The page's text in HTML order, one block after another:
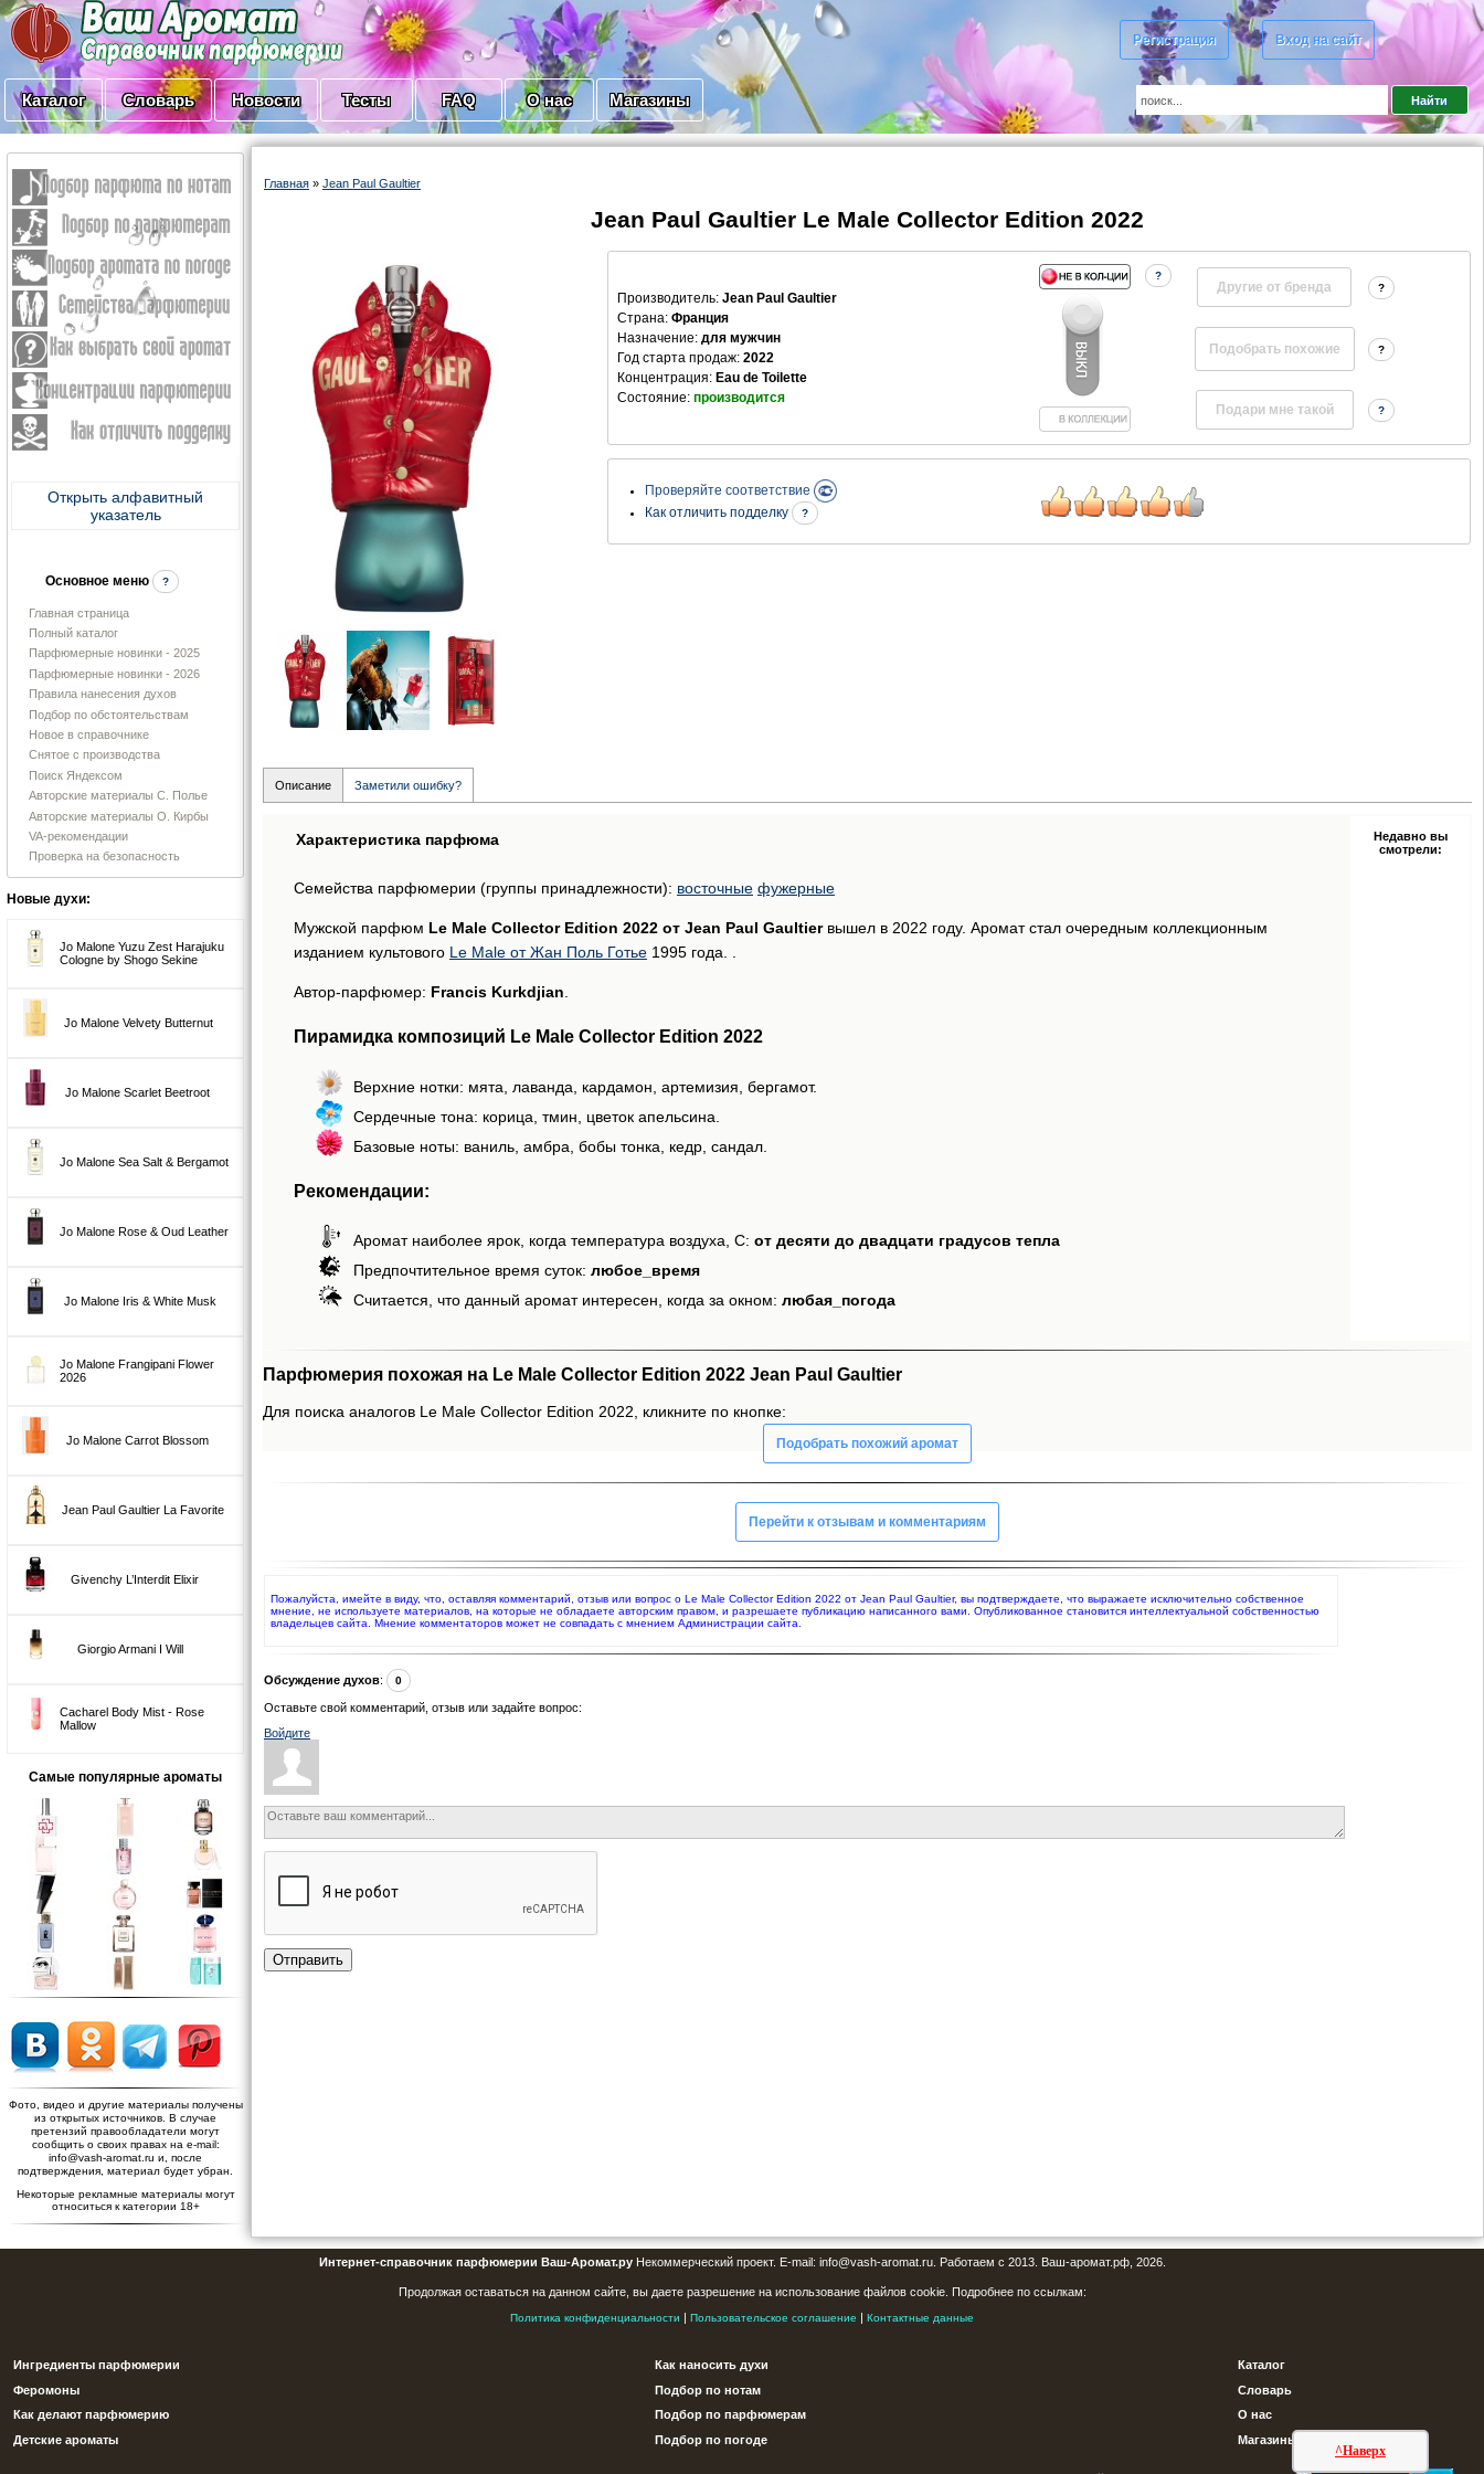
Регистрация Вход на сайт
Каталог Словарь Новости Тесты FAQ О нас Магазины
Открыть алфавитный
указатель
Основное меню ?
Главная страница
Полный каталог
Парфюмерные новинки - 2025
Парфюмерные новинки - 2026
Правила нанесения духов
Подбор по обстоятельствам
Новое в справочнике
Снятое с производства
Поиск Яндексом
Авторские материалы С. Полье
Авторские материалы О. Кирбы
VA-рекомендации
Проверка на безопасность
Новые духи:
Jo Malone Yuzu Zest Harajuku
Cologne by Shogo Sekine
Jo Malone Velvety Butternut
Jo Malone Scarlet Beetroot
Jo Malone Sea Salt & Bergamot
Jo Malone Rose & Oud Leather
Jo Malone Iris & White Musk
Jo Malone Frangipani Flower
2026
Jo Malone Carrot Blossom
Jean Paul Gaultier La Favorite
Givenchy L’Interdit Elixir
Giorgio Armani I Will
Cacharel Body Mist - Rose
Mallow
Самые популярные ароматы
Фото, видео и другие материалы получены
из открытых источников. В случае
претензий правообладатели могут
сообщить о своих правах на e-mail:
info@vash-aromat.ru и, после
подтверждения, материал будет убран.
Некоторые рекламные материалы могут
относиться к категории 18+
Главная » Jean Paul Gaultier
Jean Paul Gaultier Le Male Collector Edition 2022
Производитель: Jean Paul Gaultier
Страна: Франция
Назначение: для мужчин
Год старта продаж: 2022
Концентрация: Eau de Toilette
Состояние: производится
?
Другие от бренда ?
?
?
Проверяйте соответствие
Как отличить подделку
?
Описание Заметили ошибку?
Характеристика парфюма
Семейства парфюмерии (группы принадлежности): восточные фужерные
Мужской парфюм Le Male Collector Edition 2022 от Jean Paul Gaultierвышел в 2022 году. Аромат стал очередным коллекционным
изданием культового Le Male от Жан Поль Готье 1995 года. .
Автор-парфюмер: Francis Kurkdjian
Пирамидка композиций Le Male Collector Edition 2022
Верхние нотки: мята, лаванда, кардамон, артемизия, бергамот.
Сердечные тона: корица, тмин, цветок апельсина.
Базовые ноты: ваниль, амбра, бобы тонка, кедр, сандал.
Рекомендации:
Аромат наиболее ярок, когда температура воздуха, С: от десяти до двадцати градусов тепла
Предпочтительное время суток: любое_время
Считается, что данный аромат интересен, когда за окном: любая_погода
Недавно вы
смотрели:
Парфюмерия похожая на Le Male Collector Edition 2022 Jean Paul Gaultier
Для поиска аналогов Le Male Collector Edition 2022, кликните по кнопке:
Подобрать похожий аромат
Перейти к отзывам и комментариям
Пожалуйста, имейте в виду, что, оставляя комментарий, отзыв или вопрос о Le Male Collector Edition 2022 от Jean Paul Gaultier, вы подтверждаете, что выражаете исключительно собственное
мнение, не используете материалов, на которые не обладаете авторским правом, и разрешаете публикацию написанного вами. Опубликованное становится интеллектуальной собственностью
владельцев сайта. Мнение комментаторов может не совпадать с мнением Администрации сайта.
Обсуждение духов: 0
Оставьте свой комментарий, отзыв или задайте вопрос:
Войдите
Отправить
^Наверх
Интернет-справочник парфюмерии Ваш-Аромат.руНекоммерческий проект. E-mail: info@vash-aromat.ru. Работаем с 2013. Ваш-аромат.рф, 2026.
Продолжая оставаться на данном сайте, вы даете разрешение на использование файлов cookie. Подробнее по ссылкам:
Политика конфиденциальности | Пользовательское соглашение | Контактные данные
Ингредиенты парфюмерии
Феромоны
Как делают парфюмерию
Детские ароматы
Как наносить духи
Подбор по нотам
Подбор по парфюмерам
Подбор по погоде
Каталог
Словарь
О нас
Магазины